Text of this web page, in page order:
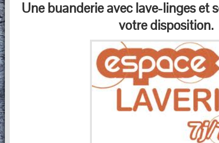
Une buanderie avec lave-linges et
votre disposition.